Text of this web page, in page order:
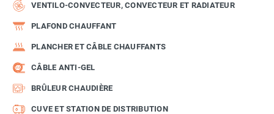
VENTILO-CONVECTEUR, CONVECTEUR ET RADIATEUR
PLAFOND CHAUFFANT
PLANCHER ET CÂBLE CHAUFFANTS
CÂBLE ANTI-GEL
BRÛLEUR CHAUDIÈRE
CUVE ET STATION DE DISTRIBUTION